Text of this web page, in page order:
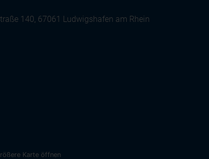
140, 67061 Ludwigshafen am Rhein
Karte öffnen